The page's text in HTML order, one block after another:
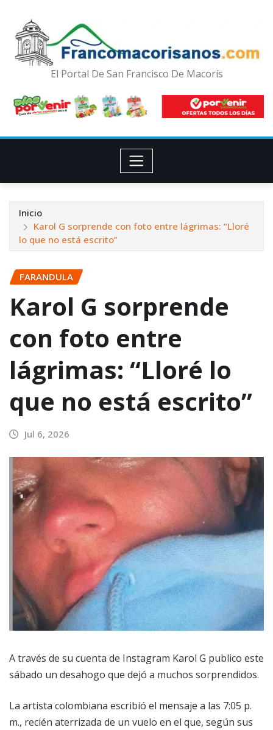
El Portal De San Francisco De Macorís
Inicio
Karol G sorprende con foto entre lágrimas: “Lloré
lo que no está escrito”
FARANDULA
Karol G sorprende
con foto entre
lágrimas: “Lloré lo
que no está escrito”
Jul 6, 2026
A través de su cuenta de Instagram Karol G publico este
sábado un desahogo que dejó a muchos sorprendidos.
La artista colombiana escribió el mensaje a las 7:05 p.
m., recién aterrizada de un vuelo en el que, según sus